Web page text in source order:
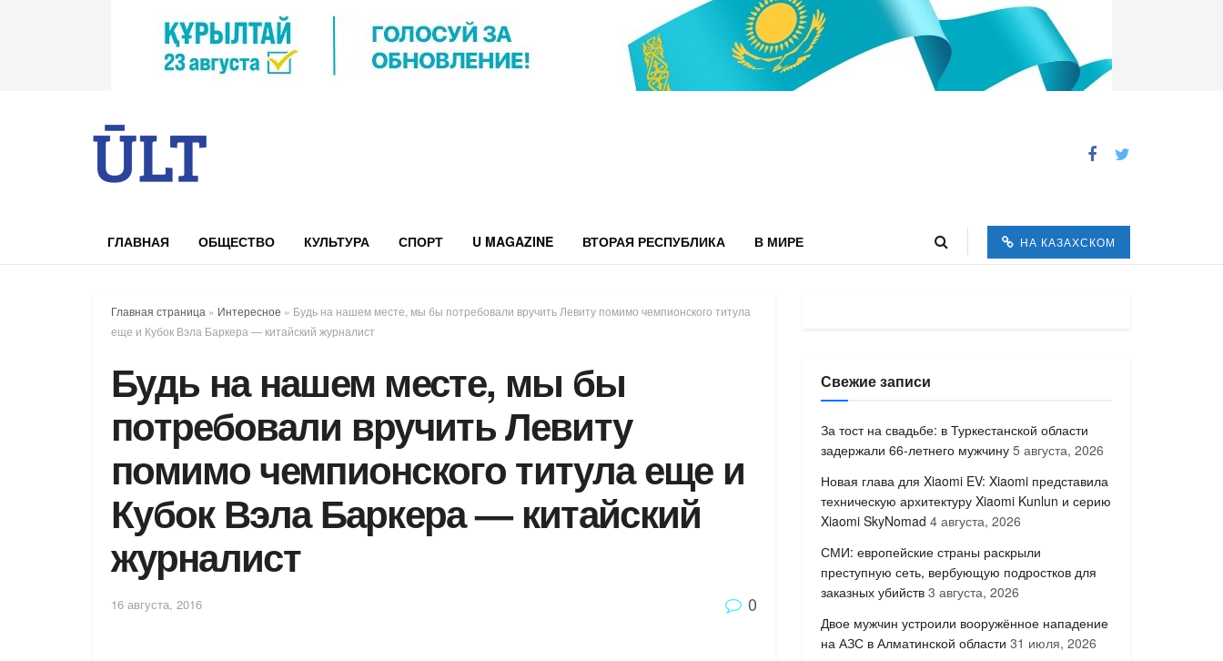
ГЛАВНАЯ ОБЩЕСТВО КУЛЬТУРА СПОРТ U MAGAZINE ВТОРАЯ РЕСПУБЛИКА В МИРЕ НА КАЗАХСКОМ
Главная страница » Интересное » Будь на нашем месте, мы бы потребовали вручить Левиту помимо чемпионского титула
еще и Кубок Вэла Баркера — китайский журналист
Будь на нашем месте, мы бы
потребовали вручить Левиту
помимо чемпионского титула еще и
Кубок Вэла Баркера — китайский
журналист
16 августа, 2016 0
Свежие записи
За тост на свадьбе: в Туркестанской области
задержали 66-летнего мужчину 5 августа, 2026
Новая глава для Xiaomi EV: Xiaomi представила
техническую архитектуру Xiaomi Kunlun и серию
Xiaomi SkyNomad 4 августа, 2026
СМИ: европейские страны раскрыли
преступную сеть, вербующую подростков для
заказных убийств 3 августа, 2026
Двое мужчин устроили вооружённое нападение
на АЗС в Алматинской области 31 июля, 2026